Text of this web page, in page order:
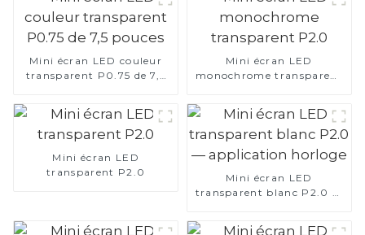
Mini écran LED couleur
transparent P0.75 de 7,5
Mini écran LED
monochrome transparent
Mini écran LED
transparent P2.0
Mini écran LED
transparent blanc P2.0 —